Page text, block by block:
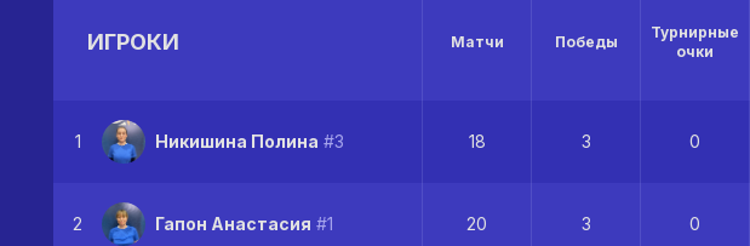
ИГРОКИ Матчи Победы
Турнирные
очки
1 Никишина Полина #3 18 3 0
2 Гапон Анастасия #1 20 3 0